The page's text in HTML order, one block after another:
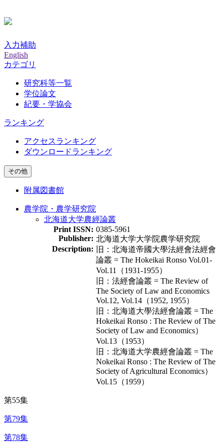
入力補助
English
カテゴリ
研究科等一覧
学位論文
紀要・学協会
ランキング
アクセスランキング
ダウンロードランキング
その他
附属図書館
農学院・農学研究院
北海道大学農經論叢
Print ISSN: 0385-5961
Publisher: 北海道大学大学院農学研究院
Description:
旧：北海道帝國大學法經會法經會
論叢 = The Hokeikai Ronso Vol.01-
Vol.11（1931-1955）
旧：法經會論叢 = The Review of
The Society of Law and Economics
Vol.12, Vol.14（1952, 1955）
旧：北海道大學法經會論叢 = The
Hokeikai Ronso : The Review of The
Society of Law and Economics）
Vol.13（1953）
旧：北海道大学農經會論叢 = The
Nokeikai Ronso : The Review of The
Society of Agricultural Economics）
Vol.15（1959）
第55集
第79集
第78集